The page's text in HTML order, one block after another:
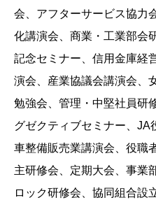
会、アフターサービス協力
化講演会、商業・工業部会
記念セミナー、信用金庫経
演会、産業協議会講演会、
勉強会、管理・中堅社員研
グゼクティブセミナー、JA
車整備販売業講演会、役職
主研修会、定期大会、事業
ロック研修会、協同組合設